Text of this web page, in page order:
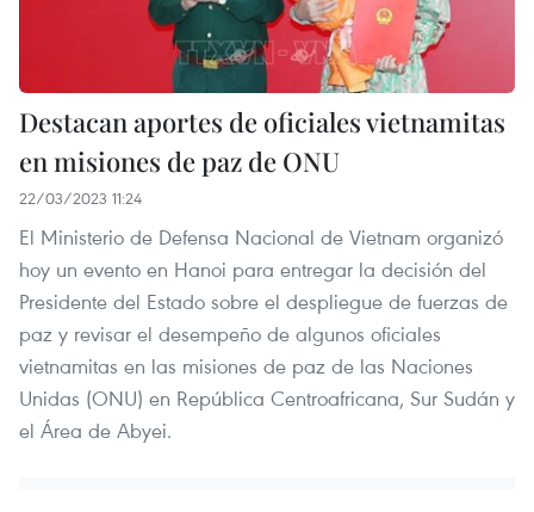
Destacan aportes de oficiales vietnamitas
en misiones de paz de ONU
22/03/2023 11:24
El Ministerio de Defensa Nacional de Vietnam organizó
hoy un evento en Hanoi para entregar la decisión del
Presidente del Estado sobre el despliegue de fuerzas de
paz y revisar el desempeño de algunos oficiales
vietnamitas en las misiones de paz de las Naciones
Unidas (ONU) en República Centroafricana, Sur Sudán y
el Área de Abyei.